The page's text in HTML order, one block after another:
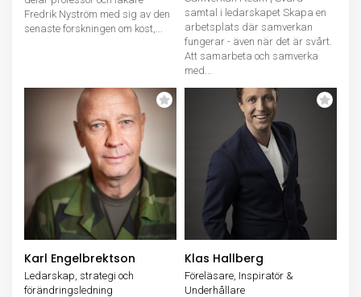
Fredrik Nyström med sig av den
senaste forskningen om kost,...
samtal i ledarskapet Skapa en
arbetsplats där samverkan
fungerar - även när det är svårt.
Att samarbeta och samverka
med...
Karl Engelbrektson
Ledarskap, strategi och
förändringsledning
Klas Hallberg
Föreläsare, Inspiratör &
Underhållare